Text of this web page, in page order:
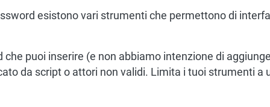
esistono vari strumenti che permettono di
puoi inserire (e non abbiamo intenzione di
da script o attori non validi. Limita i tuoi strumenti a